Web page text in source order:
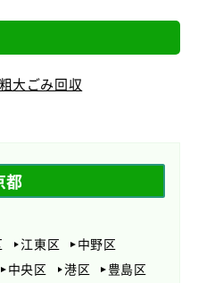
大ごみ回収
都
江東区
中野区
中央区 港区
豊島区